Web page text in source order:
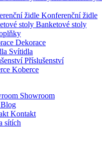
Konferenční židle
Banketové stoly
Dekorace
Svítidla
Příslušenství
Koberce
Showroom
Blog
Kontakt
sítích